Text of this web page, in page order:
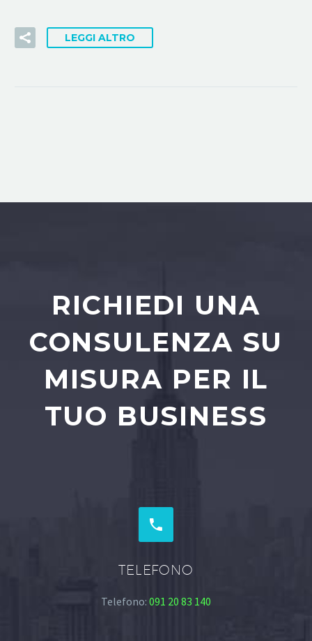
LEGGI ALTRO
RICHIEDI UNA
CONSULENZA SU
MISURA PER IL
TUO BUSINESS


TELEFONO
Telefono: 091 20 83 140